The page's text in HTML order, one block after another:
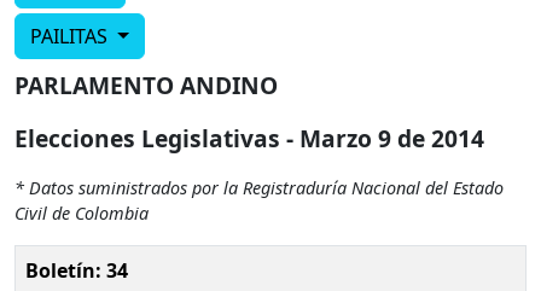
PAILITAS
PARLAMENTO ANDINO
Elecciones Legislativas - Marzo 9 de 2014
* Datos suministrados por la Registraduría Nacional del Estado
Civil de Colombia
Boletín: 34